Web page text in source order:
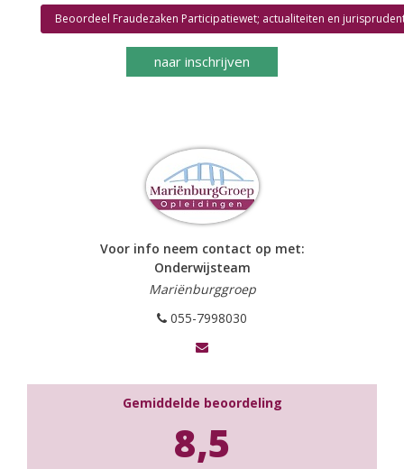
Beoordeel Fraudezaken Participatiewet; actualiteiten en
naar inschrijven
Voor info neem contact op met:
Onderwijsteam
Mariënburggroep
055-7998030
Gemiddelde beoordeling
8,5